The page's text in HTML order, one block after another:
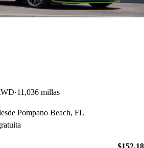
11,036 millas
Pompano Beach, FL